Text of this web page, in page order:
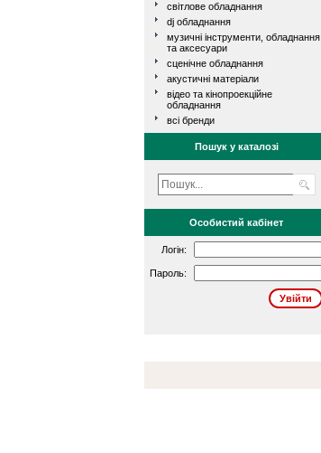
світлове обладнання
dj обладнання
музичні інструменти, обладнання
та аксесуари
сценічне обладнання
акустичні матеріали
відео та кінопроекційне
обладнання
всі бренди
Пошук у каталозі
Особистий кабінет
Логін:
Пароль: